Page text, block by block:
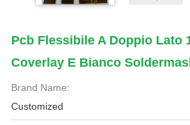
Pcb Flessibile A Doppio Lato
Coverlay E Bianco
Brand Name:
Customized